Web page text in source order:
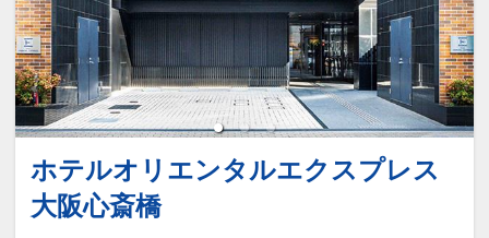
ホテルオリエンタルエクスプレス
大阪心斎橋